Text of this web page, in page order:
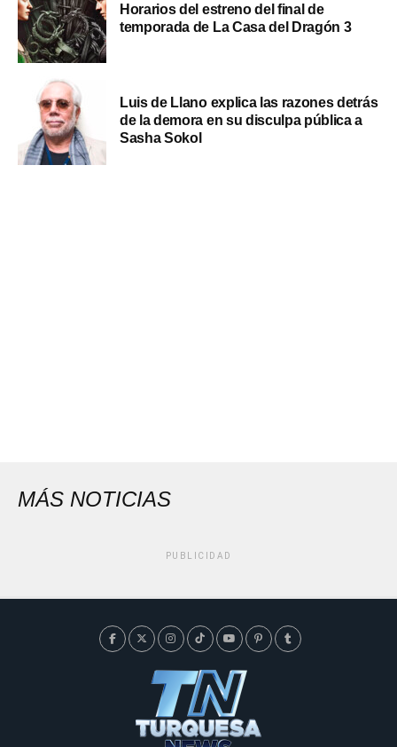
Horarios del estreno del final de
temporada de La Casa del Dragón 3
Luis de Llano explica las razones detrás
de la demora en su disculpa pública a
Sasha Sokol
MÁS NOTICIAS
PUBLICIDAD